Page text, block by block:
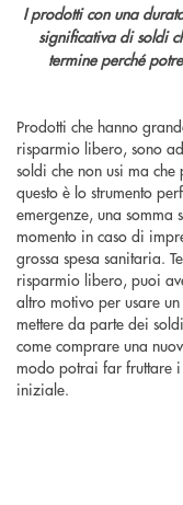
I prodotti con una
significativa di soldi
termine perché
Prodotti che hanno
risparmio libero, sono
soldi che non usi ma
questo è lo strumento
emergenze, una somma
momento in caso di
grossa spesa sanitaria.
risparmio libero, puoi
altro motivo per usare
mettere da parte dei
come comprare una
modo potrai far fruttare i
iniziale.